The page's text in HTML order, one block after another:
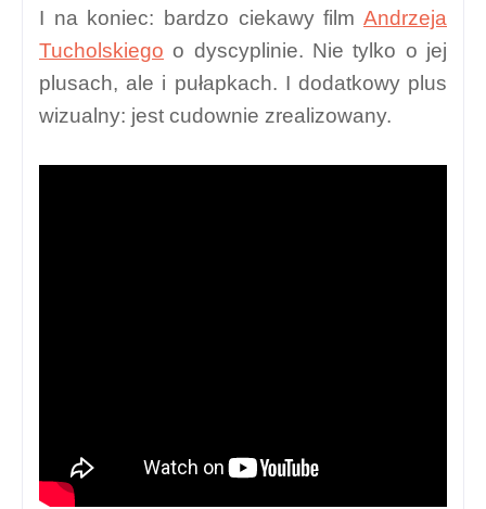
I na koniec: bardzo ciekawy film Andrzeja
Tucholskiego o dyscyplinie. Nie tylko o jej
plusach, ale i pułapkach. I dodatkowy plus
wizualny: jest cudownie zrealizowany.